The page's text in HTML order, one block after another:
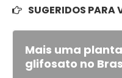
SUGERIDOS PARA
Mais uma
glifosato no